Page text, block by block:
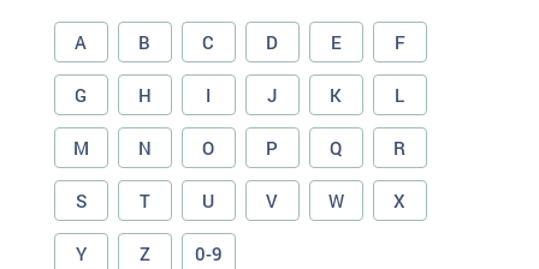
A B C D E F
G H I J K L
M N O P Q R
S T U V W X
Y Z 0-9